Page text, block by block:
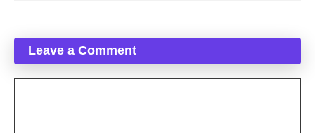
Leave a Comment